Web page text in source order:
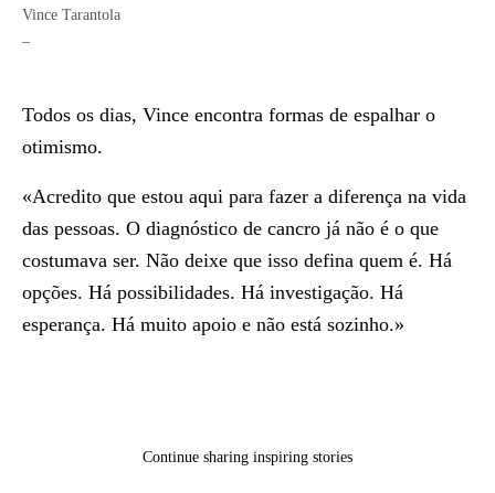
Vince Tarantola
Todos os dias, Vince encontra formas de espalhar o
otimismo.
«Acredito que estou aqui para fazer a diferença na vida
das pessoas. O diagnóstico de cancro já não é o que
costumava ser. Não deixe que isso defina quem é. Há
opções. Há possibilidades. Há investigação. Há
esperança. Há muito apoio e não está sozinho.»
Continue sharing inspiring stories